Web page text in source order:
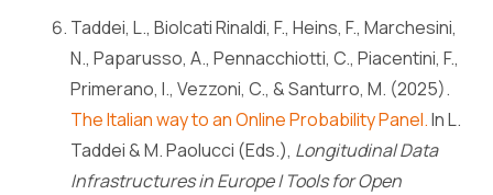
Taddei, L., Biolcati Rinaldi, F., Heins, F., Marchesini,
N., Paparusso, A., Pennacchiotti, C., Piacentini, F.,
Primerano, I., Vezzoni, C., & Santurro, M. (2025).
The Italian way to an Online Probability Panel.In L.
Taddei & M. Paolucci (Eds.), Longitudinal Data
Infrastructures in Europe | Tools for Open